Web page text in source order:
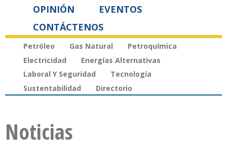
OPINIÓN
EVENTOS
CONTÁCTENOS
Petróleo Gas Natural
Petroquímica
Electricidad
Energías Alternativas
Laboral Y Seguridad
Tecnología
Sustentabilidad
Directorio
Noticias